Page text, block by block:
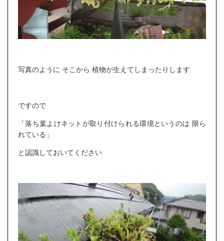
写真のように そこから 植物が生えてしまったりします
ですので
「落ち葉よけネットが取り付けられる環境というのは 限ら
れている」
と認識しておいてください